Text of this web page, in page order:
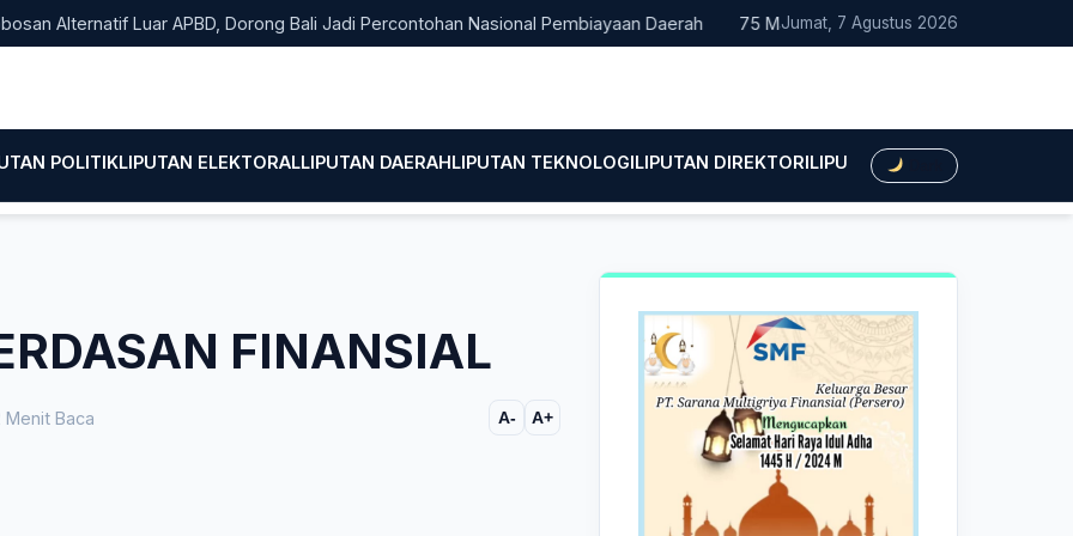
Alternatif Luar APBD, Dorong Bali Jadi Percontohan Nasional Pembiayaan Daerah 75 Mahasiswa Fakultas Hukum UMTS Resmi
Jumat, 7 Agustus 2026
POLITIKLIPUTAN ELEKTORALLIPUTAN DAERAHLIPUTAN TEKNOLOGILIPUTAN DIREKTORILIPUTAN HUKUMLIPUTAN
FINANSIAL
Menit Baca A- A+